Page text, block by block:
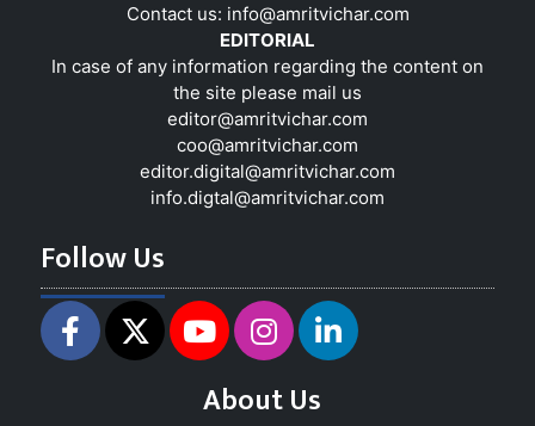
Contact us: info@amritvichar.com
EDITORIAL
In case of any information regarding the content on
the site please mail us
editor@amritvichar.com
coo@amritvichar.com
editor.digital@amritvichar.com
info.digtal@amritvichar.com
Follow Us
About Us